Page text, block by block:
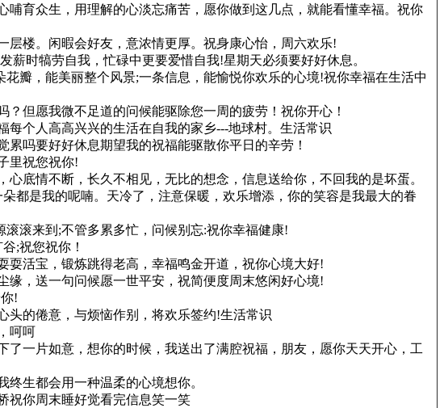
育众生，用理解的心淡忘痛苦，愿你做到这几点，就能看懂幸福。祝你
楼。闲暇会好友，意浓情更厚。祝身康心怡，周六欢乐!
时犒劳自我，忙碌中更要爱惜自我!星期天必须要好好休息。
瓣，能美丽整个风景;一条信息，能愉悦你欢乐的心境!祝你幸福在生活中
但愿我微不足道的问候能驱除您一周的疲劳！祝你开心！
个人高高兴兴的生活在自我的家乡---地球村。生活常识
吗要好好休息期望我的祝福能驱散你平日的辛劳！
里祝您祝你!
底情不断，长久不相见，无比的想念，信息送给你，不回我的是坏蛋。
都是我的呢喃。天冷了，注意保暖，欢乐增添，你的笑容是我最大的眷
滚来到;不管多累多忙，问候别忘:祝你幸福健康!
;祝您祝你！
活宝，锻炼跳得老高，幸福鸣金开道，祝你心境大好!
，送一句问候愿一世平安，祝简便度周末悠闲好心境!
!
的倦意，与烦恼作别，将欢乐签约!生活常识
呵呵
一片如意，想你的时候，我送出了满腔祝福，朋友，愿你天天开心，工
生都会用一种温柔的心境想你。
祝你周末睡好觉看完信息笑一笑